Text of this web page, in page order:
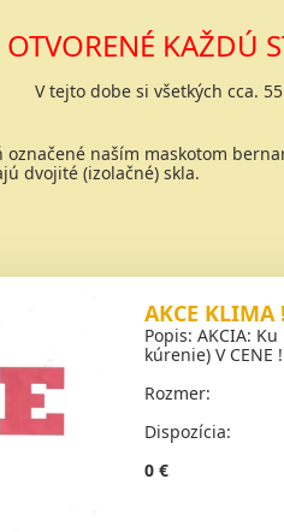
OTVORENÉ KAŽDÚ
V tejto dobe si všetkých cca.
naším maskotom
dvojité (izolačné) skla.
AKCE KLIMA
Popis: AKCIA:
kúrenie) V CENE
Rozmer:
Dispozícia:
0 €